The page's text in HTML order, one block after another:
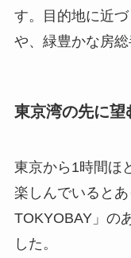
す。目的地に近
や、緑豊かな房総
東京湾の先に望
東京から1時間ほ
楽しんでいると
TOKYOBAY」の
した。